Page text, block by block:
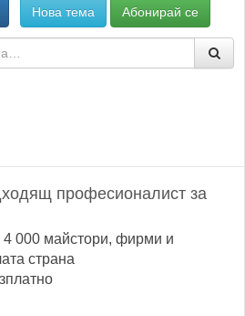
Нова тема Абонирай се
професионалист за
000 майстори, фирми и
страна